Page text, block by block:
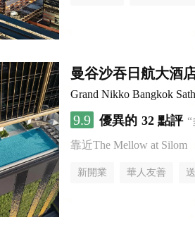
曼谷沙吞日航大酒
Grand Nikko Bangkok
9.9 優異的 32 點評
靠近The Mellow at Silom
新開業 華人友善